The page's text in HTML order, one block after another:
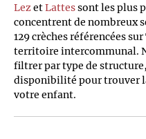
LezetLattessont les plus
concentrent de nombreux
129 crèches référencées
territoire intercommunal.
filtrer par type de
disponibilité pour trouver
votre enfant.